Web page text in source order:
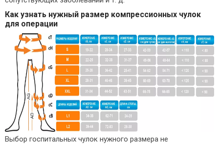
Как узнать нужный размер компрессионных чулок
для операции
Выбор госпитальных чулок нужного размера не